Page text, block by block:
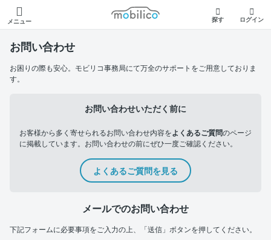
メニュー
モビリコ
探す ログイン
お問い合わせ
お困りの際も安心。モビリコ事務局にて万全のサポートをご用意しておりま
す。
お問い合わせいただく前に
お客様から多く寄せられるお問い合わせ内容をよくあるご質問のページ
に掲載しています。お問い合わせの前にぜひ一度ご確認ください。
よくあるご質問を見る
メールでのお問い合わせ
下記フォームに必要事項をご入力の上、「送信」ボタンを押してください。